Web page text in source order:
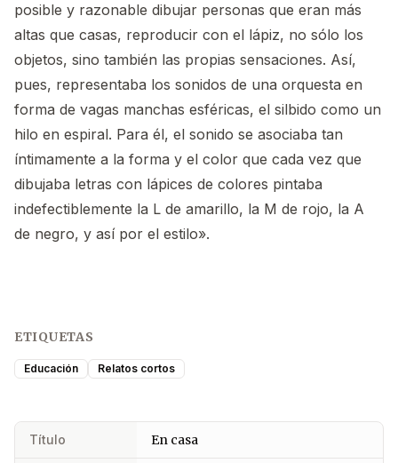
posible y razonable dibujar personas que eran más
altas que casas, reproducir con el lápiz, no sólo los
objetos, sino también las propias sensaciones. Así,
pues, representaba los sonidos de una orquesta en
forma de vagas manchas esféricas, el silbido como un
hilo en espiral. Para él, el sonido se asociaba tan
íntimamente a la forma y el color que cada vez que
dibujaba letras con lápices de colores pintaba
indefectiblemente la L de amarillo, la M de rojo, la A
de negro, y así por el estilo».
ETIQUETAS
Educación Relatos cortos
Título En casa